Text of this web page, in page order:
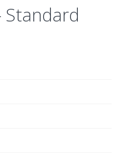
Standard